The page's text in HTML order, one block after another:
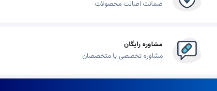
ضمانت اصالت محصولات
مشاوره رایگان
مشاوره تخصصی با متخصصان